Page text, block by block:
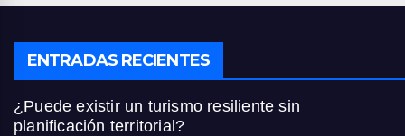
ENTRADAS RECIENTES
¿Puede existir un turismo resiliente sin
planificación territorial?